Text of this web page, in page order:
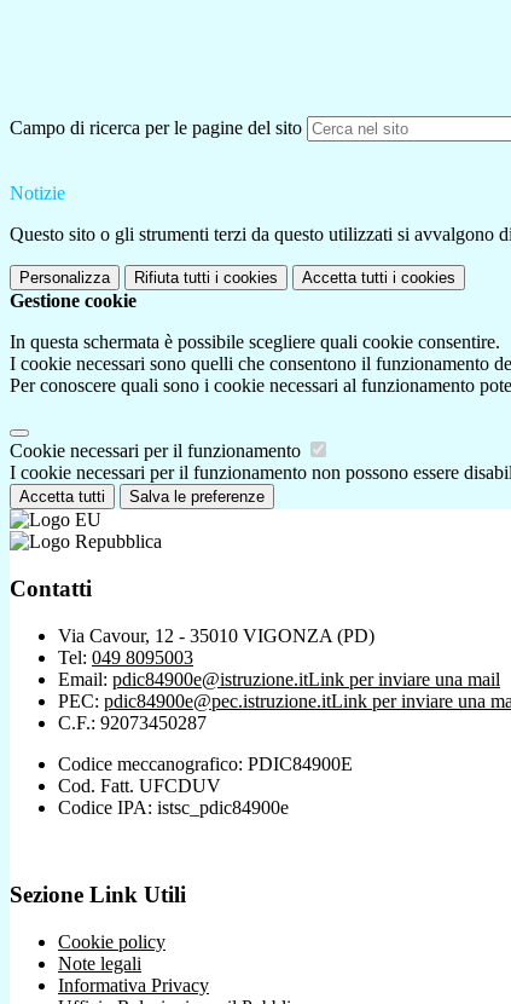
Campo di ricerca per le pagine del sito
Notizie
Questo sito o gli strumenti terzi da questo utilizzati si avvalgono
Personalizza Rifiuta tutti i cookies Accetta tutti i cookies
Gestione cookie
In questa schermata è possibile scegliere quali cookie consentire.
I cookie necessari sono quelli che consentono il funzionamento
Per conoscere quali sono i cookie necessari al funzionamento
Cookie necessari per il funzionamento
I cookie necessari per il funzionamento non possono essere
Accetta tutti Salva le preferenze
Contatti
Via Cavour, 12 - 35010 VIGONZA (PD)
Tel: 049 8095003
Email: pdic84900e@istruzione.itLink per inviare una mail
PEC: pdic84900e@pec.istruzione.itLink per inviare una
C.F.: 92073450287
Codice meccanografico: PDIC84900E
Cod. Fatt. UFCDUV
Codice IPA: istsc_pdic84900e
Sezione Link Utili
Cookie policy
Note legali
Informativa Privacy